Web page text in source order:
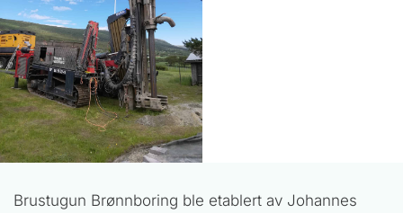
Brustugun Brønnboring ble etablert av Johannes